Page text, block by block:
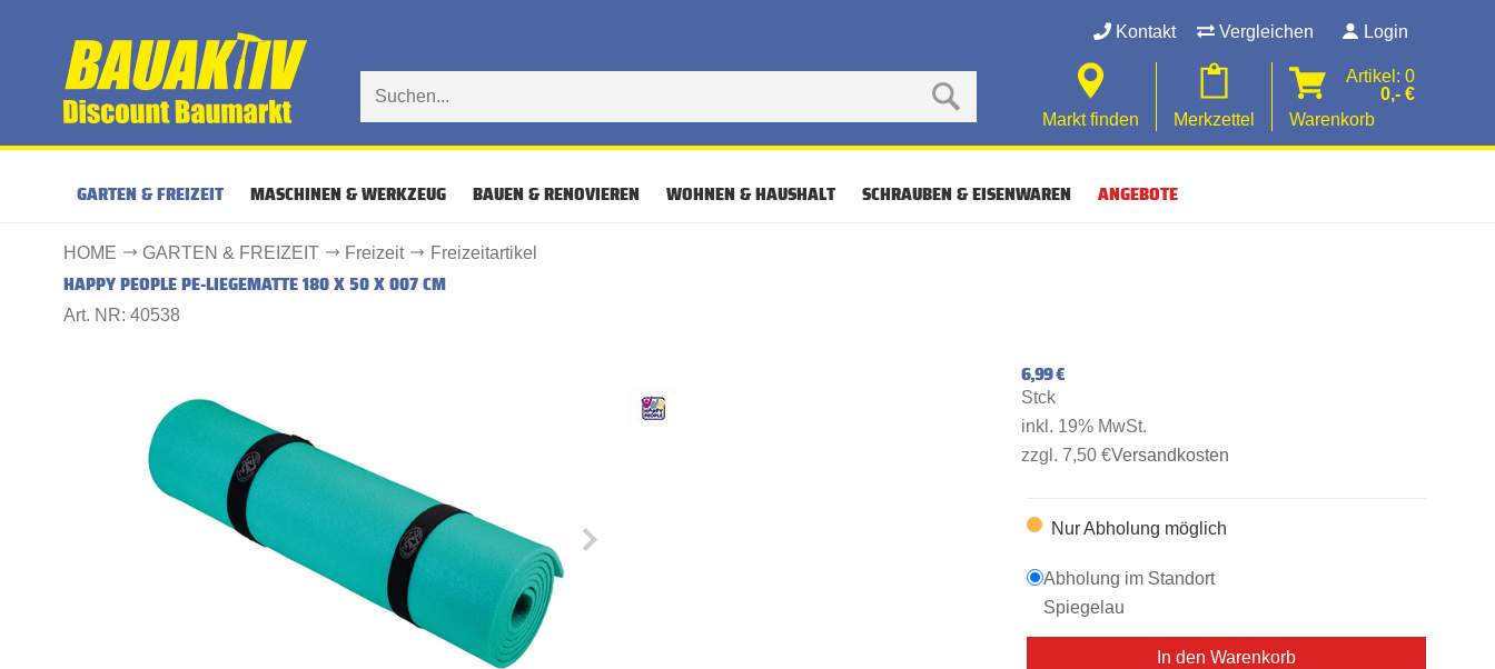
Kontakt Vergleichen Login
Markt finden Merkzettel
Artikel: 0
0,- €
Warenkorb
GARTEN & FREIZEIT MASCHINEN & WERKZEUG BAUEN & RENOVIEREN WOHNEN & HAUSHALT SCHRAUBEN & EISENWAREN ANGEBOTE
HOME GARTEN & FREIZEIT Freizeit Freizeitartikel
HAPPY PEOPLE PE-LIEGEMATTE 180 X 50 X 007 CM
Art. NR: 40538
6,99 €
Stck
inkl. 19% MwSt.
zzgl. 7,50 €Versandkosten
Nur Abholung möglich
Abholung im Standort
Spiegelau
In den Warenkorb